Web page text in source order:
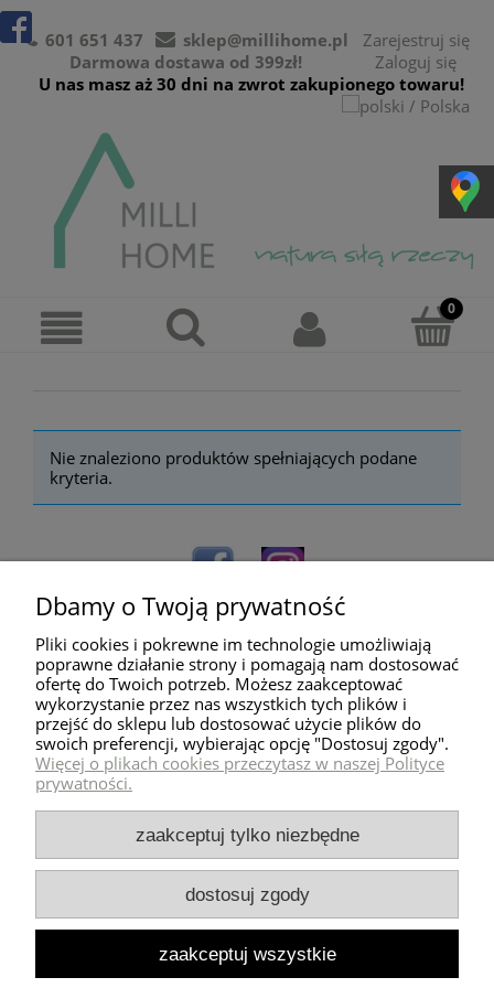
601 651 437
sklep@millihome.pl
Darmowa dostawa od 399zł!
U nas masz aż 30 dni na zwrot zakupionego towaru!
Zarejestruj się
Zaloguj się
Nie znaleziono produktów spełniających podane
kryteria.
Pomoc
Moje konto
Zwroty i reklamacje
Milli Home
Dbamy o Twoją prywatność
Pliki cookies i pokrewne im technologie umożliwiają
poprawne działanie strony i pomagają nam dostosować
ofertę do Twoich potrzeb. Możesz zaakceptować
wykorzystanie przez nas wszystkich tych plików i
przejść do sklepu lub dostosować użycie plików do
swoich preferencji, wybierając opcję "Dostosuj zgody".
Więcej o plikach cookies przeczytasz w naszej Polityce
prywatności.
zaakceptuj tylko niezbędne
dostosuj zgody
zaakceptuj wszystkie